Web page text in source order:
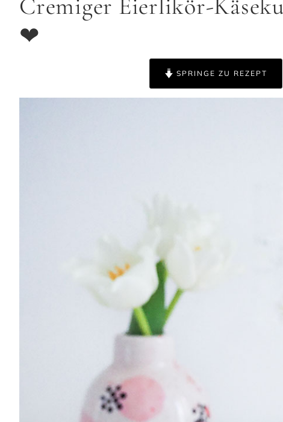
Cremiger Eierlikör-
❤
SPRINGE ZU REZEPT